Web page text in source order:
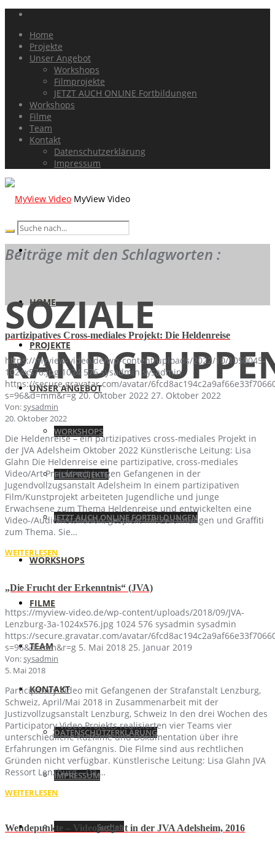
Home
Projekte
Unser Angebot
Workshops
Filmprojekte
JETZT AUCH ONLINE Fortbildungen
Workshops
Filme
Team
Kontakt
Datenschutzerklärung
Impressum
MyView Video
HOME
PROJEKTE
UNSER ANGEBOT
WORKSHOPS
FILMPROJEKTE
JETZT AUCH ONLINE FORTBILDUNGEN
WORKSHOPS
FILME
TEAM
KONTAKT
DATENSCHUTZERKLÄRUNG
IMPRESSUM
Suchen
Beiträge mit den Schlagworten :
SOZIALE
partizipatives Cross-mediales Projekt: Die Heldenreise
https://myview-video.de/wp-content/uploads/2022/10/1050045-
1024x576.jpg 1024 576 sysadmin sysadmin
https://secure.gravatar.com/avatar/
s=96&d=mm&r=g 20. Oktober 2022 27. Oktober 2022
Von:sysadmin
20. Oktober 2022
Die Heldenreise – ein partizipatives cross-mediales Projekt in
der JVA Adelsheim Oktober 2022 Künstlerische Leitung: Lisa
Glahn Die Heldenreise eine partizipative, cross-mediales
Video/Art Projekt mit jungen Gefangenen in der
Jugendvollzugsanstalt Adelsheim In einem partizipativen
Film/Kunstprojekt arbeiteten Jugendliche und junge
Erwachsene zum Thema Heldenreise und entwickelten eine
Video-/Audioinstallation, gespickt mit Zeichnungen und Graffiti
zum Thema. Sie…
WEITERLESEN
„Die Frucht der Erkenntnis“ (JVA)
https://myview-video.de/wp-content/uploads/2018/09/JVA-
Lenzburg-3a-1024x576.jpg 1024 576 sysadmin sysadmin
https://secure.gravatar.com/avatar/
s=96&d=mm&r=g 5. Mai 2018 25. Januar 2019
Von:sysadmin
5. Mai 2018
Participatory Video mit Gefangenen der Strafanstalt Lenzburg,
Schweiz, April/Mai 2018 in Zusammenarbeit mit der
Justizvollzugsanstalt Lenzburg, Schweiz In den drei Wochen des
Participatory Video Projekts realisierten vier Teams vier
unterschiedliche Kuzfilme und Dokumentation über ihre
Erfahrungen im Gefängnis. Die Filme sind aus rechtlichen
Gründen nicht verfügbar. Künstlerische Leitung: Lisa Glahn JVA
Ressort Lenzburg – Da,…
WEITERLESEN
Wendepunkte – Videoprojekt in der JVA Adelsheim, 2016